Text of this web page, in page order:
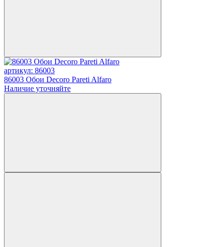
артикул: 86003
86003 Обои Decoro Pareti Alfaro
Наличие уточняйте